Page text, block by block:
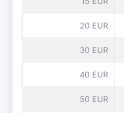
20 EUR
30 EUR
40 EUR
50 EUR